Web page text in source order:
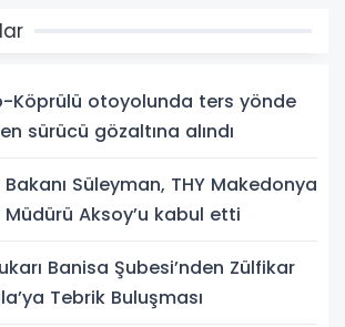
Köprülü otoyolunda ters yönde
sürücü gözaltına alındı
Süleyman, THY Makedonya
Müdürü Aksoy’u kabul etti
Banisa Şubesi’nden Zülfikar
Tebrik Buluşması